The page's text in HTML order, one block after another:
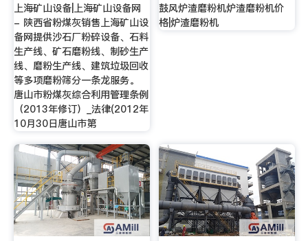
上海矿山设备|上海矿山设备网
- 陕西省粉煤灰销售上海矿山设
备网提供沙石厂粉碎设备、石料
生产线、矿石磨粉线、制砂生产
线、磨粉生产线、建筑垃圾回收
等多项磨粉筛分一条龙服务。
唐山市粉煤灰综合利用管理条例
（2013年修订）_法律(2012年
10月30日唐山市第
鼓风炉渣磨粉机炉渣磨粉机价
格|炉渣磨粉机